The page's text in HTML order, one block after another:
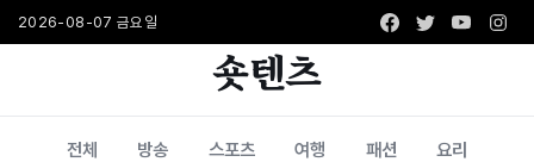
2026-08-07 금요일 Facebook
Twitter
숏텐츠
전체 방송 스포츠 여행 패션 요리